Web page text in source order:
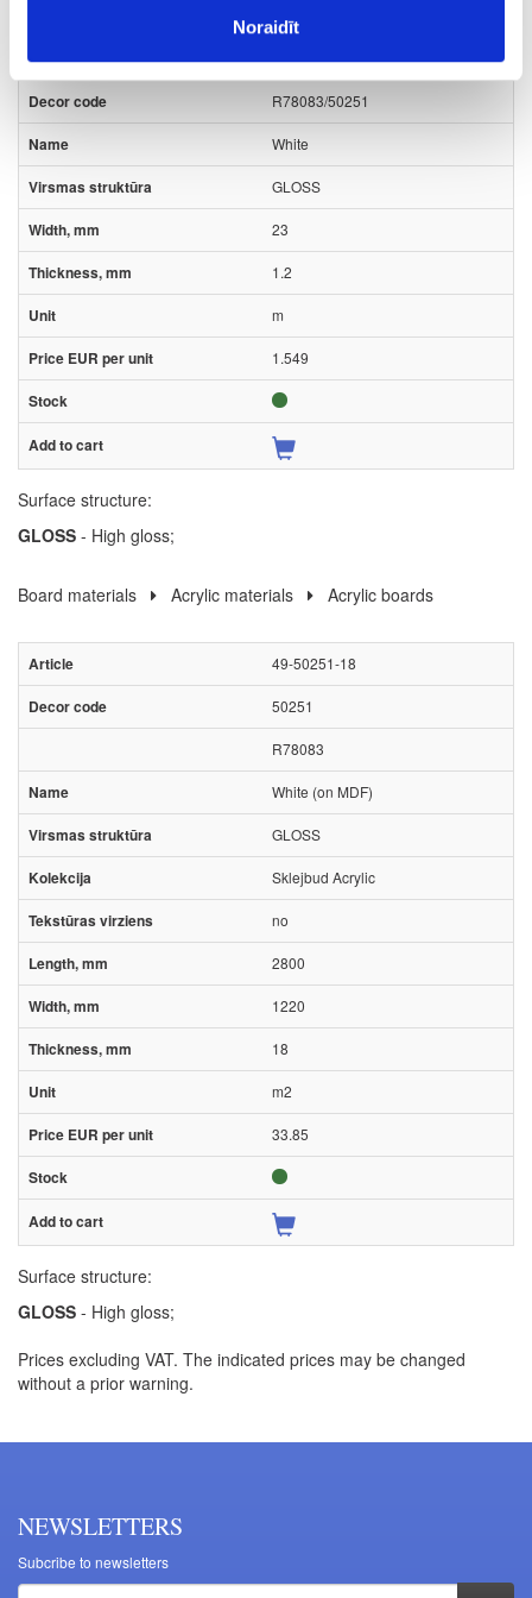
Noraidīt
10-R78083-23-1.2-PRO
R78083/50251
White
GLOSS
23
1.2
m
1.549
Surface structure:
GLOSS - High gloss;
Board materials Acrylic materials Acrylic boards
49-50251-18
50251
R78083
White (on MDF)
GLOSS
Sklejbud Acrylic
no
2800
1220
18
m2
33.85
Surface structure:
GLOSS - High gloss;
Prices excluding VAT. The indicated prices may be changed
without a prior warning.
NEWSLETTERS
Subcribe to newsletters